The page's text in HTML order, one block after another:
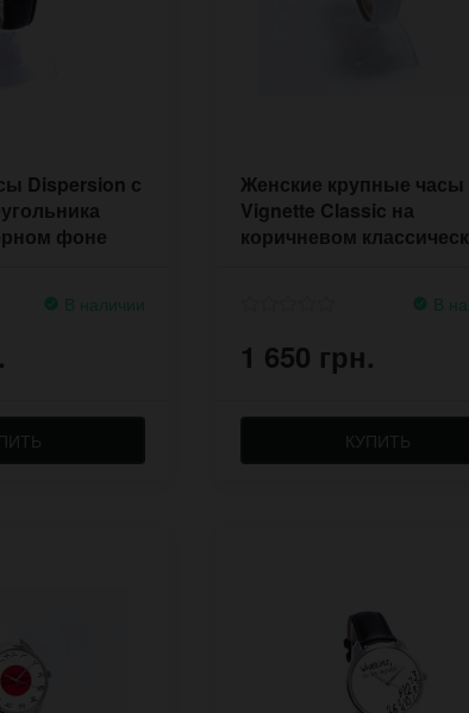
Dispersion с
фоне
В наличии
Женские крупные часы
Vignette Classic на
коричневом
В
1 650 грн.
КУПИТЬ